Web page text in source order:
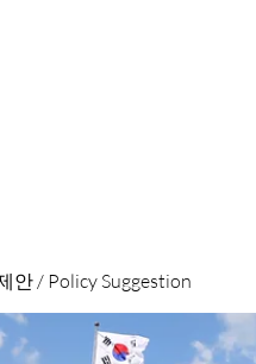
안 / Policy Suggestion